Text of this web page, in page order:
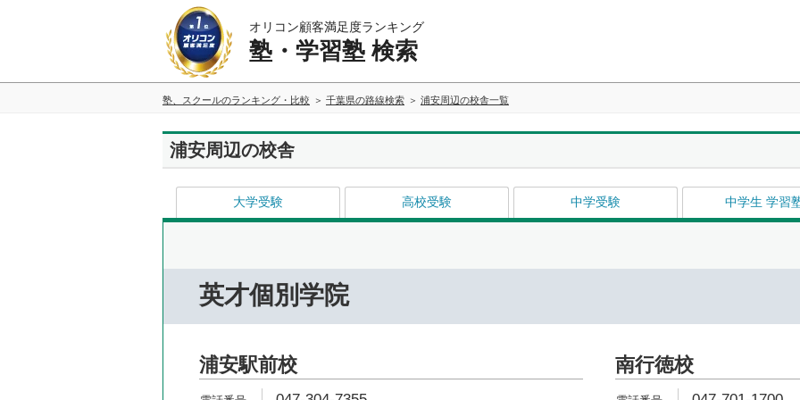
オリコン顧客満足度ランキング
塾・学習塾 検索
塾、スクールのランキング・比較 千葉県の路線検索 浦安周辺の校舎一覧
浦安周辺の校舎
大学受験 高校受験 中学受験 中学生 学習
英才個別学院
浦安駅前校 南行徳校